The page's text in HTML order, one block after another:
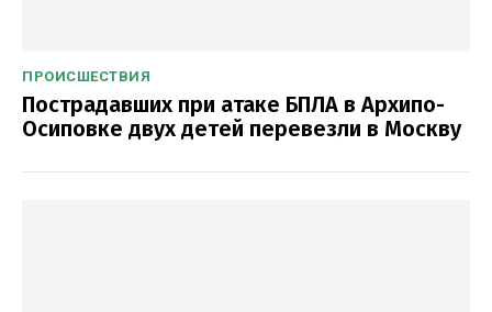
ПРОИСШЕСТВИЯ
Пострадавших при атаке БПЛА в Архипо-
Осиповке двух детей перевезли в Москву